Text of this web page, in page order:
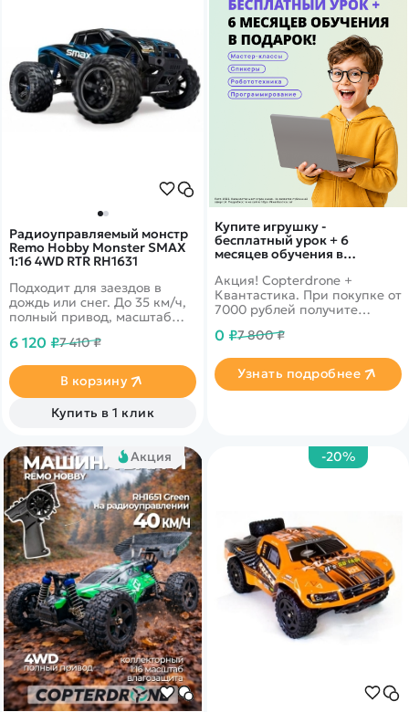
Купите игрушку -
бесплатный урок + 6
месяцев обучения в
Акция! Copterdrone +
Квантастика. При покупке от
7000 рублей получите
нашего партнера
0 ₽7 800 ₽
Узнать подробнее
Радиоуправляемый монстр
Remo Hobby Monster SMAX
1:16 4WD RTR RH1631
Подходит для заездов в
дождь или снег. До 35 км/ч,
полный привод, масштаб
6 120 ₽7 410 ₽
В корзину
Купить в 1 клик
Акция -20%